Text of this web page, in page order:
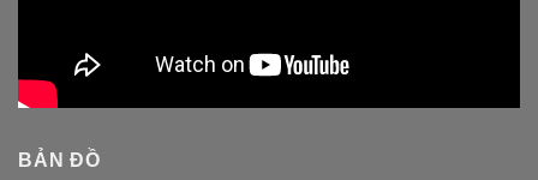
BẢN ĐỒ